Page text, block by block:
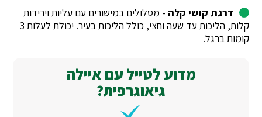
דרגת קושי קלה - מסלולים במישורים עם עליות וירידות
קלות, הליכות עד שעה וחצי, כולל הליכות בעיר. יכולת לעלות 3
קומות ברגל.
מדוע לטייל עם איילה
גיאוגרפית?